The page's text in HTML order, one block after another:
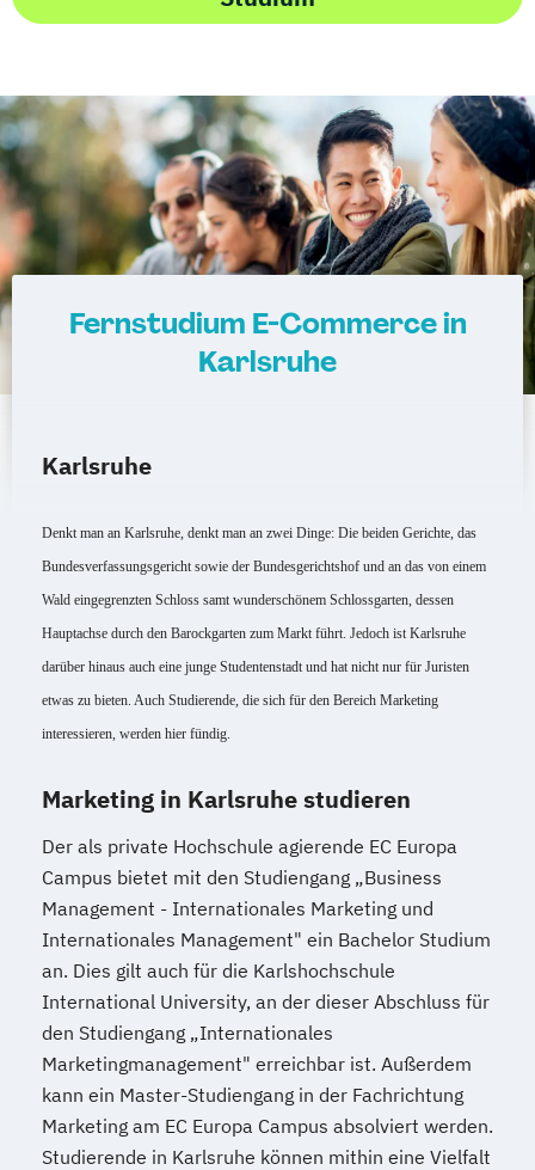
Fernstudium E-Commerce in
Karlsruhe
Karlsruhe
Denkt man an Karlsruhe, denkt man an zwei Dinge: Die beiden Gerichte, das
Bundesverfassungsgericht sowie der Bundesgerichtshof und an das von einem
Wald eingegrenzten Schloss samt wunderschönem Schlossgarten, dessen
Hauptachse durch den Barockgarten zum Markt führt. Jedoch ist Karlsruhe
darüber hinaus auch eine junge Studentenstadt und hat nicht nur für Juristen
etwas zu bieten. Auch Studierende, die sich für den Bereich Marketing
interessieren, werden hier fündig.
Marketing in Karlsruhe studieren
Der als private Hochschule agierende EC Europa
Campus bietet mit den Studiengang „Business
Management - Internationales Marketing und
Internationales Management" ein Bachelor Studium
an. Dies gilt auch für die Karlshochschule
International University, an der dieser Abschluss für
den Studiengang „Internationales
Marketingmanagement" erreichbar ist. Außerdem
kann ein Master-Studiengang in der Fachrichtung
Marketing am EC Europa Campus absolviert werden.
Studierende in Karlsruhe können mithin eine Vielfalt